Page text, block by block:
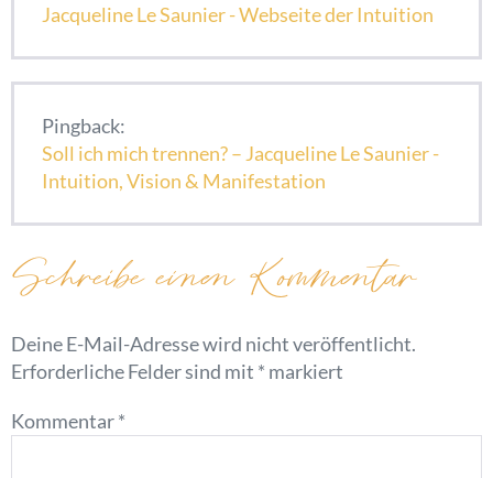
Jacqueline Le Saunier - Webseite der Intuition
Pingback:
Soll ich mich trennen? – Jacqueline Le Saunier -
Intuition, Vision & Manifestation
Schreibe einen Kommentar
Deine E-Mail-Adresse wird nicht veröffentlicht.
Erforderliche Felder sind mit * markiert
Kommentar*